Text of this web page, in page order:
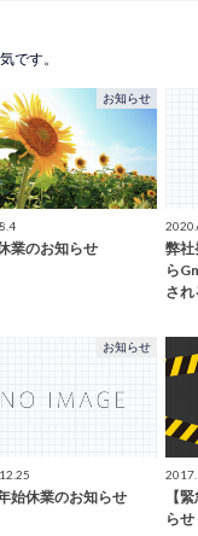
です。
お知らせ
業のお知らせ
弊社
ら
さ
お知らせ
始休業のお知らせ
【
らせ